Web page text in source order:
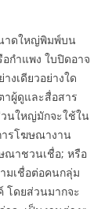
าดใหญ่พิมพ์บน
กำแพง ใบปิดอาจ
งเดียวอย่างใด
าผู้ดูและสื่อสาร
นใหญ่มักจะใช้ใน
ารโฆษณางาน
ณาชวนเชื่อ; หรือ
มเชื่อต่อคนกลุ่ม
โดยส่วนมากจะ